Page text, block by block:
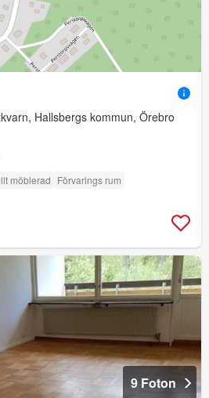
Hallsbergs kommun, Örebro
möblerad Förvarings rum
9 Foton